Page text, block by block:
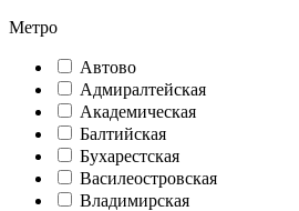
Метро
Автово
Адмиралтейская
Академическая
Балтийская
Бухарестская
Василеостровская
Владимирская